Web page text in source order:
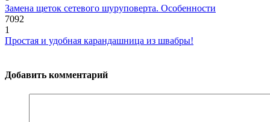
Замена щеток сетевого шуруповерта. Особенности
7092
1
Простая и удобная карандашница из швабры!
Добавить комментарий